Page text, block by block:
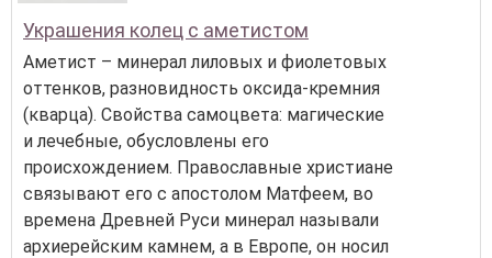
Украшения колец с аметистом
Аметист – минерал лиловых и фиолетовых
оттенков, разновидность оксида-кремния
(кварца). Свойства самоцвета: магические
и лечебные, обусловлены его
происхождением. Православные христиане
связывают его с апостолом Матфеем, во
времена Древней Руси минерал называли
архиерейским камнем, а в Европе, он носил